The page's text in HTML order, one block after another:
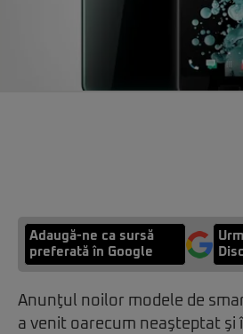
Adaugă-ne ca sursă
preferată în Google
Anunţul noilor modele de
a venit oarecum neaşteptat